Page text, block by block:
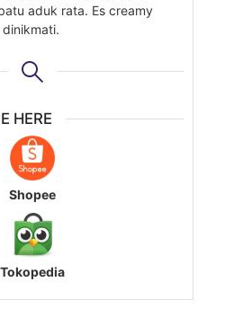
aduk rata. Es creamy
HERE
Shopee
Tokopedia